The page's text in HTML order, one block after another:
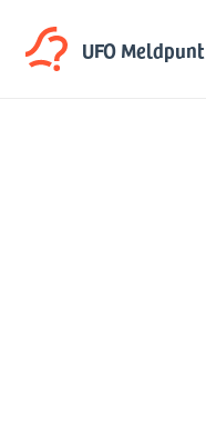
UFO Meldpunt